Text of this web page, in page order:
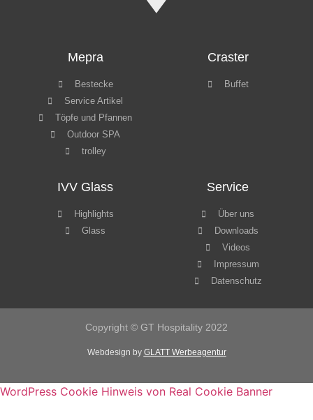
Mepra
Bestecke
Service Artikel
Töpfe und Pfannen
Outdoor SPA
trolley
Craster
Buffet
IVV Glass
Highlights
Glass
Service
Über uns
Downloads
Videos
Impressum
Datenschutz
Copyright © GT Hospitality 2022
Webdesign by GLATT Werbeagentur
WordPress Cookie Hinweis von Real Cookie Banner